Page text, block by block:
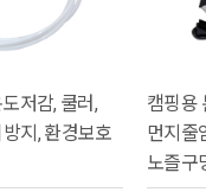
저감, 쿨러,
지, 환경보호
캠핑용
먼지줄
노즐구